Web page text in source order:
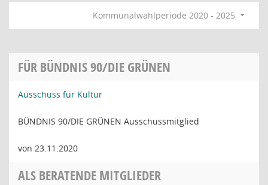
Kommunalwahlperiode 2020 - 2025
FÜR BÜNDNIS 90/DIE GRÜNEN
Ausschuss für Kultur
BÜNDNIS 90/DIE GRÜNEN Ausschussmitglied
von 23.11.2020
ALS BERATENDE MITGLIEDER